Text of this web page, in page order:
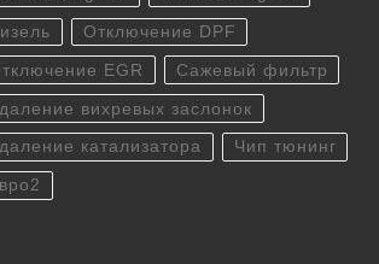
Отключение DPF
EGR Сажевый фильтр
вихревых заслонок
катализатора Чип тюнинг